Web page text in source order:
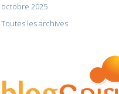
octobre 2025
Toutes les archives